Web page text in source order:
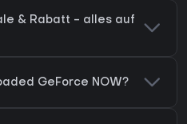
& Rabatt - alles auf
GeForce NOW?